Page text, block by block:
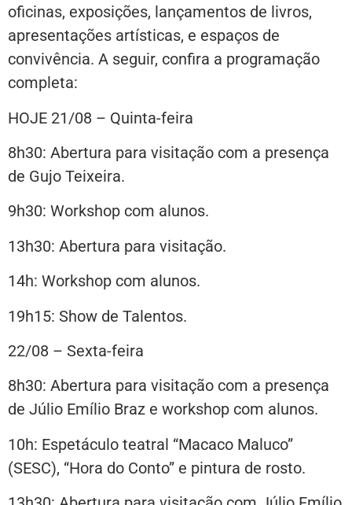
oficinas, exposições, lançamentos de livros,
apresentações artísticas, e espaços de
convivência. A seguir, confira a programação
completa:
HOJE 21/08 – Quinta-feira
8h30: Abertura para visitação com a presença
de Gujo Teixeira.
9h30: Workshop com alunos.
13h30: Abertura para visitação.
14h: Workshop com alunos.
19h15: Show de Talentos.
22/08 – Sexta-feira
8h30: Abertura para visitação com a presença
de Júlio Emílio Braz e workshop com alunos.
10h: Espetáculo teatral “Macaco Maluco”
(SESC), “Hora do Conto” e pintura de rosto.